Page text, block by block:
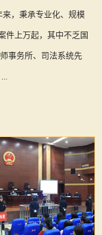
来，秉承专业化、规模
件上万起，其中不乏国
事务所、司法系统先